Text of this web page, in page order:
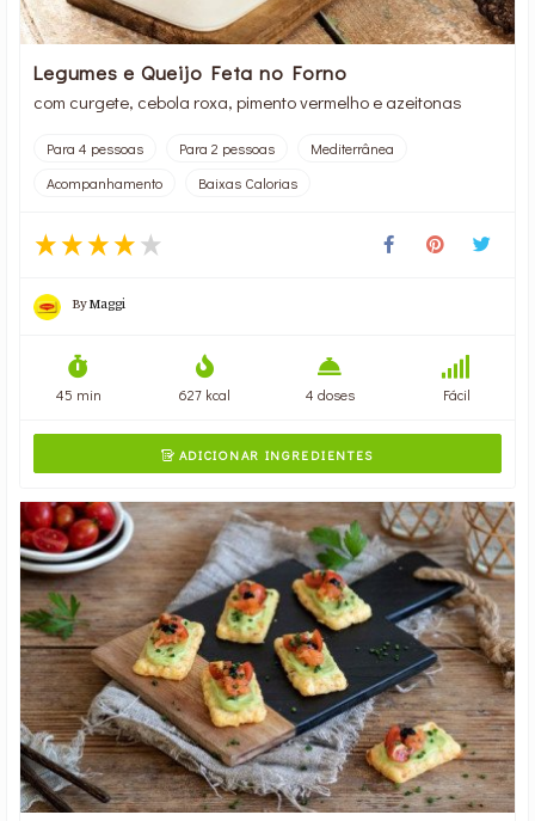
Legumes e Queijo Feta no Forno
com curgete, cebola roxa, pimento vermelho e azeitonas
Para 4 pessoas Para 2 pessoas
Mediterrânea
Acompanhamento
Baixas Calorias
ByMaggi
45 min 627 kcal 4 doses Fácil
ADICIONAR INGREDIENTES